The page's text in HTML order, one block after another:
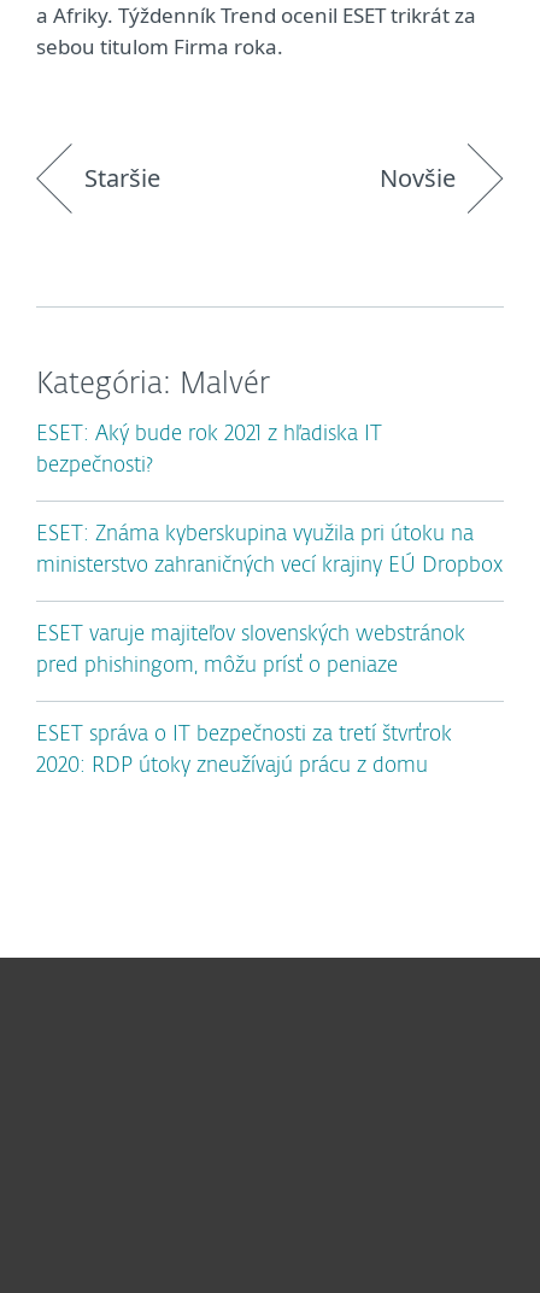
a Afriky. Týždenník Trend ocenil ESET trikrát za
sebou titulom Firma roka.
Staršie Novšie
Kategória: Malvér
ESET: Aký bude rok 2021 z hľadiska IT
bezpečnosti?
ESET: Známa kyberskupina využila pri útoku na
ministerstvo zahraničných vecí krajiny EÚ Dropbox
ESET varuje majiteľov slovenských webstránok
pred phishingom, môžu prísť o peniaze
ESET správa o IT bezpečnosti za tretí štvrťrok
2020: RDP útoky zneužívajú prácu z domu